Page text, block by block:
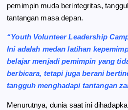
pemimpin muda berintegritas,
tantangan masa depan.
“Youth Volunteer Leadership
Ini adalah medan latihan
belajar menjadi pemimpin yang
berbicara, tetapi juga berani
tangguh menghadapi tantangan
Menurutnya, dunia saat ini